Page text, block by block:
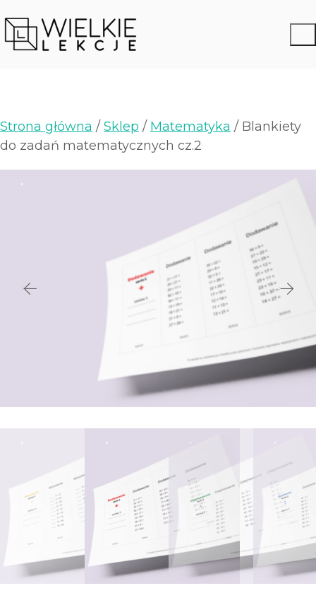
Strona główna / Sklep / Matematyka / Blankiety
do zadań matematycznych cz.2